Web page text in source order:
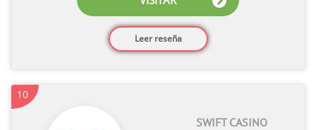
Leer reseña
10
SWIFT CASINO